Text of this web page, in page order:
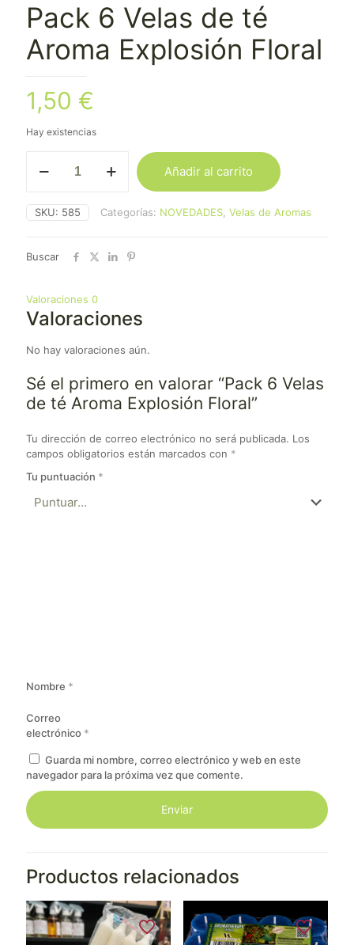
Pack 6 Velas de té
Aroma Explosión Floral
1,50 €
Hay existencias
de
té
Floral
Añadir al carrito
SKU: 585 Categorías: NOVEDADES Velas de Aromas
Buscar
Valoraciones 0
Valoraciones
No hay valoraciones aún.
Sé el primero en valorar “Pack 6 Velas
de té Aroma Explosión Floral”
Tu dirección de correo electrónico no será publicada. Los
campos obligatorios están marcados con *
Tu puntuación *
Nombre *
Correo
electrónico *
Guarda mi nombre, correo electrónico y web en este
navegador para la próxima vez que comente.
Productos relacionados